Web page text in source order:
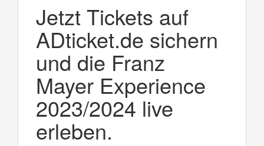
Jetzt Tickets auf
ADticket.de sichern
und die Franz
Mayer Experience
2023/2024 live
erleben.